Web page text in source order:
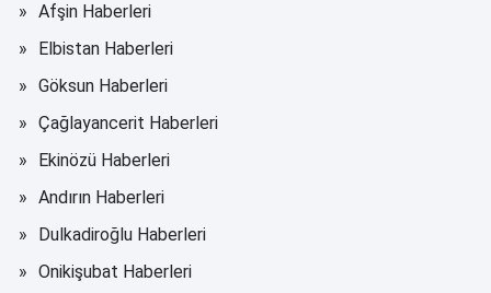
Afşin Haberleri
Elbistan Haberleri
Göksun Haberleri
Çağlayancerit Haberleri
Ekinözü Haberleri
Andırın Haberleri
Dulkadiroğlu Haberleri
Onikişubat Haberleri